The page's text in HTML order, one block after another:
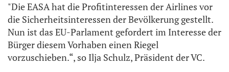
"Die EASA hat die Profitinteressen der Airlines vor
die Sicherheitsinteressen der Bevölkerung gestellt.
Nun ist das EU-Parlament gefordert im Interesse der
Bürger diesem Vorhaben einen Riegel
vorzuschieben.“, so Ilja Schulz, Präsident der VC.